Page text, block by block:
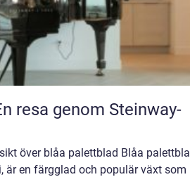
resa genom Steinway-
över blåa palettblad Blåa
är en färgglad och populär växt som